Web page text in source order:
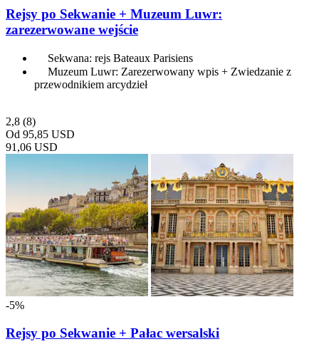
Rejsy po Sekwanie + Muzeum Luwr:
zarezerwowane wejście
Sekwana: rejs Bateaux Parisiens
Muzeum Luwr: Zarezerwowany wpis + Zwiedzanie z
przewodnikiem arcydzieł
2,8 (8)
Od 95,85 USD
91,06 USD
-5%
Rejsy po Sekwanie + Pałac wersalski